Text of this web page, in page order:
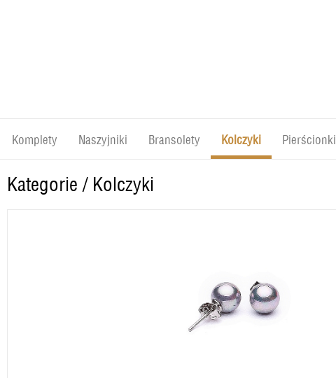
Komplety Naszyjniki Bransolety Kolczyki Pierścionki
Kategorie / Kolczyki